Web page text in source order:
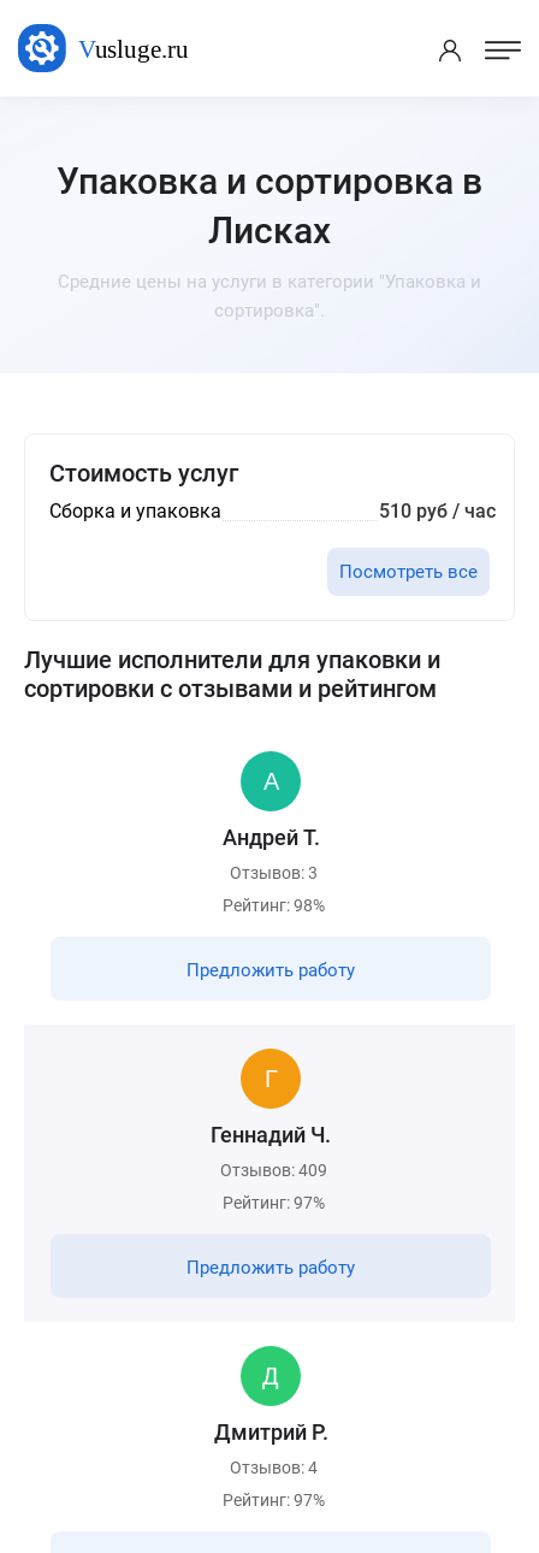
Упаковка и сортировка в
Лисках
Средние цены на услуги в категории "Упаковка и
сортировка".
Стоимость услуг
Сборка и упаковка 510 руб / час
Посмотреть все
Лучшие исполнители для упаковки и
сортировки с отзывами и рейтингом
Андрей Т.
Отзывов: 3
Рейтинг: 98%
Предложить работу
Геннадий Ч.
Отзывов: 409
Рейтинг: 97%
Предложить работу
Дмитрий Р.
Отзывов: 4
Рейтинг: 97%